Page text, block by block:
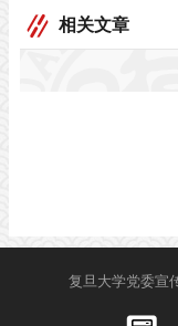
相关文章
复旦大学党委宣